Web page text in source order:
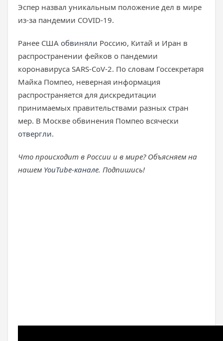
Эспер назвал уникальным положение дел в мире
из-за пандемии COVID-19.
Ранее США обвиняли Россию, Китай и Иран в
распространении фейков о пандемии
коронавируса SARS-CoV-2. По словам Госсекретаря
Майка Помпео, неверная информация
распространяется для дискредитации
принимаемых правительствами разных стран
мер. В Москве обвинения Помпео всячески
отвергли.
Что происходит в России и в мире? Объясняем на
нашем YouTube-канале. Подпишись!